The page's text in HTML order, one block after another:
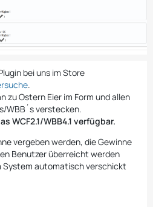
bei uns im Store
.
zu Ostern Eier im Form und allen
WBB´s verstecken.
WCF2.1/WBB4.1 verfügbar.
vergeben werden, die Gewinne
Benutzer überreicht werden
System automatisch verschickt